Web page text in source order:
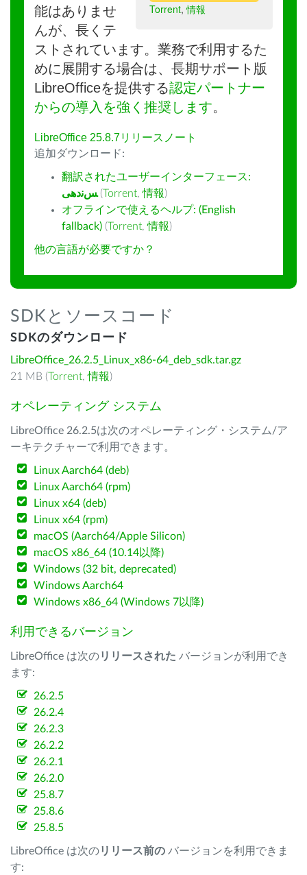
Torrent,情報
能はありませ
んが、長くテ
ストされています。業務で利用するた
めに展開する場合は、長期サポート版
LibreOfficeを提供する認定パートナー
からの導入を強く推奨します。
LibreOffice 25.8.7リリースノート
追加ダウンロード:
翻訳されたユーザーインターフェース:
ﺲﻧﺩھی (Torrent,情報)
オフラインで使えるヘルプ: (English
fallback) (Torrent,情報)
他の言語が必要ですか？
SDKとソースコード
SDKのダウンロード
LibreOffice_26.2.5_Linux_x86-64_deb_sdk.tar.gz
21 MB (Torrent,情報)
オペレーティング システム
LibreOffice 26.2.5は次のオペレーティング・システム/ア
ーキテクチャーで利用できます。
Linux Aarch64 (deb)
Linux Aarch64 (rpm)
Linux x64 (deb)
Linux x64 (rpm)
macOS (Aarch64/Apple Silicon)
macOS x86_64 (10.14以降)
Windows (32 bit, deprecated)
Windows Aarch64
Windows x86_64 (Windows 7以降)
利用できるバージョン
LibreOffice は次のリリースされた バージョンが利用でき
ます:
26.2.5
26.2.4
26.2.3
26.2.2
26.2.1
26.2.0
25.8.7
25.8.6
25.8.5
LibreOffice は次のリリース前の バージョンを利用できま
す: